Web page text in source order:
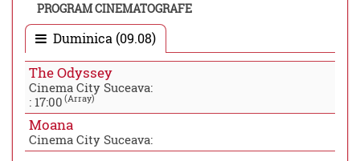
PROGRAM CINEMATOGRAFE
Duminica (09.08)
The Odyssey
Cinema City Suceava:
: 17:00 (Array)
Moana
Cinema City Suceava: